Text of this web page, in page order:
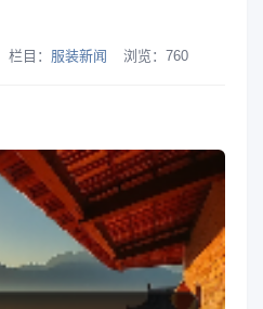
栏目： 服装新闻 浏览： 760